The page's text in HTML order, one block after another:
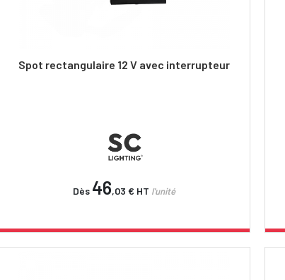
Spot rectangulaire 12 V avec interrupteur
Dès 46,03 € HT l'unité